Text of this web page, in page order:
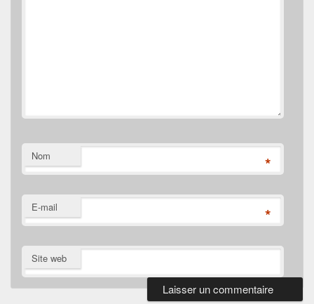
Nom *
E-mail *
Site web